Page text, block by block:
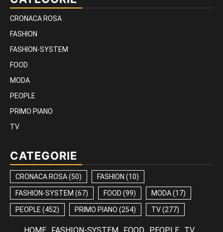
CRONACA ROSA
FASHION
FASHION-SYSTEM
FOOD
MODA
PEOPLE
PRIMO PIANO
TV
CATEGORIE
CRONACA ROSA(50) FASHION (10)
FASHION-SYSTEM (67) FOOD (99) MODA(17)
PEOPLE (452) PRIMO PIANO (254) TV(277)